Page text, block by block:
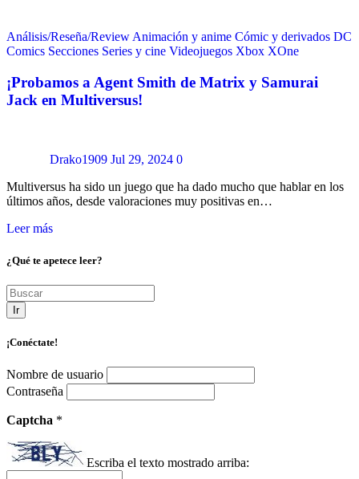
Análisis/Reseña/Review Animación y anime Cómic y derivados DC
Comics Secciones Series y cine Videojuegos Xbox XOne
¡Probamos a Agent Smith de Matrix y Samurai
Jack en Multiversus!
Drako1909 Jul 29, 2024 0
Multiversus ha sido un juego que ha dado mucho que hablar en los
últimos años, desde valoraciones muy positivas en…
Leer más
¿Qué te apetece leer?
Ir
¡Conéctate!
Nombre de usuario
Contraseña
Captcha *
Escriba el texto mostrado arriba: